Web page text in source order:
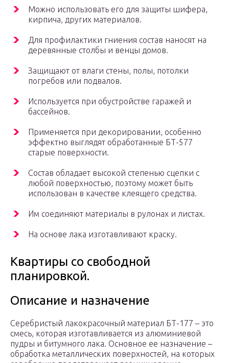
Можно использовать его для защиты шифера,
кирпича, других материалов.
Для профилактики гниения состав наносят на
деревянные столбы и венцы домов.
Защищают от влаги стены, полы, потолки
погребов или подвалов.
Используется при обустройстве гаражей и
бассейнов.
Применяется при декорировании, особенно
эффектно выглядят обработанные БТ-577
старые поверхности.
Состав обладает высокой степенью сцепки с
любой поверхностью, поэтому может быть
использован в качестве клеящего средства.
Им соединяют материалы в рулонах и листах.
На основе лака изготавливают краску.
Квартиры со свободной
планировкой.
Описание и назначение
Серебристый лакокрасочный материал БТ-177 – это
смесь, которая изготавливается из алюминиевой
пудры и битумного лака. Основное ее назначение –
обработка металлических поверхностей, на которых